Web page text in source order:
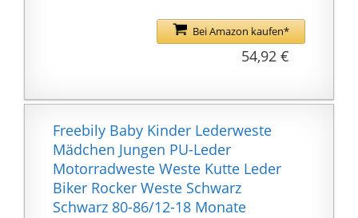
jacken damen herbst
lässig jacken damen
sale sommer elegant
übergangsjacke jacke
damen übergangsjacke
jacke damen
übergangsjacke lang
jacke damen
übergangsjacke sale
Bei Amazon kaufen*
54,92 €
Freebily Baby Kinder Lederweste
Mädchen Jungen PU-Leder
Motorradweste Weste Kutte Leder
Biker Rocker Weste Schwarz
Schwarz 80-86/12-18 Monate